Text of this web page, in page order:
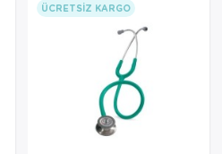
ÜCRETSIZ KARGO